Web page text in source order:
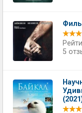
5